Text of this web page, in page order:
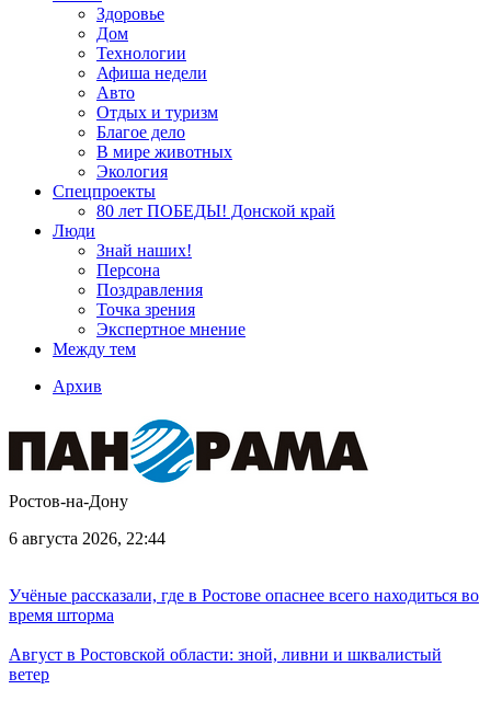
Здоровье
Дом
Технологии
Афиша недели
Авто
Отдых и туризм
Благое дело
В мире животных
Экология
Спецпроекты
80 лет ПОБЕДЫ! Донской край
Люди
Знай наших!
Персона
Поздравления
Точка зрения
Экспертное мнение
Между тем
Архив
Ростов-на-Дону
6 августа 2026, 22:44
Учёные рассказали, где в Ростове опаснее всего находиться во
время шторма
Август в Ростовской области: зной, ливни и шквалистый
ветер